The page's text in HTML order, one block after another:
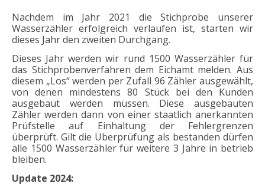
Nachdem im Jahr 2021 die Stichprobe unserer
Wasserzähler erfolgreich verlaufen ist, starten wir
dieses Jahr den zweiten Durchgang.
Dieses Jahr werden wir rund 1500 Wasserzähler für
das Stichprobenverfahren dem Eichamt melden. Aus
diesem „Los“ werden per Zufall 96 Zähler ausgewählt,
von denen mindestens 80 Stück bei den Kunden
ausgebaut werden müssen. Diese ausgebauten
Zähler werden dann von einer staatlich anerkannten
Prüfstelle auf Einhaltung der Fehlergrenzen
überprüft. Gilt die Überprüfung als bestanden dürfen
alle 1500 Wasserzähler für weitere 3 Jahre in betrieb
bleiben.
Update 2024: